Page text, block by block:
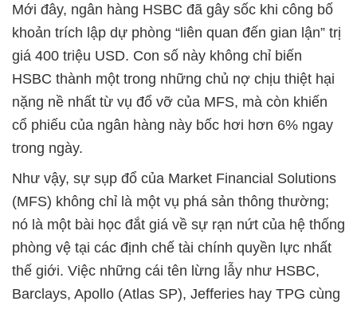
Mới đây, ngân hàng HSBC đã gây sốc khi công bố
khoản trích lập dự phòng “liên quan đến gian lận” trị
giá 400 triệu USD. Con số này không chỉ biến
HSBC thành một trong những chủ nợ chịu thiệt hại
nặng nề nhất từ vụ đổ vỡ của MFS, mà còn khiến
cổ phiếu của ngân hàng này bốc hơi hơn 6% ngay
trong ngày.
Như vậy, sự sụp đổ của Market Financial Solutions
(MFS) không chỉ là một vụ phá sản thông thường;
nó là một bài học đắt giá về sự rạn nứt của hệ thống
phòng vệ tại các định chế tài chính quyền lực nhất
thế giới. Việc những cái tên lừng lẫy như HSBC,
Barclays, Apollo (Atlas SP), Jefferies hay TPG cùng